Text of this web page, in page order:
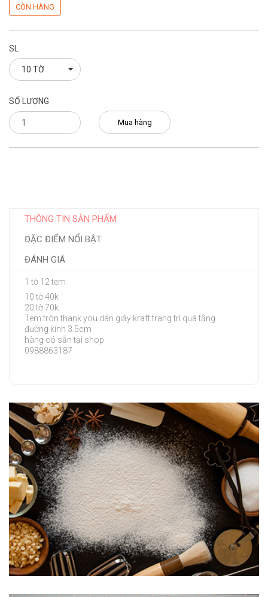
CÒN HÀNG
SL
10 TỜ
SỐ LƯỢNG
Mua hàng
THÔNG TIN SẢN PHẨM
ĐẶC ĐIỂM NỔI BẬT
ĐÁNH GIÁ
1 tờ 12 tem
10 tờ 40k
20 tờ 70k.
Tem tròn thank you dán giấy kraft trang trí quà tặng
đường kính 3.5cm
hàng có sẵn tại shop
0988863187